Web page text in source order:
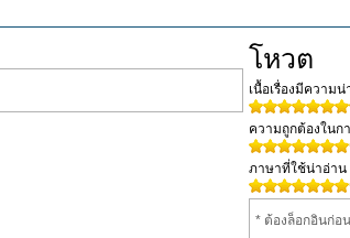
โหวต
เนื้อเรื่องมีความน่
ความถูกต้องในก
ภาษาที่ใช้น่าอ่าน
* ต้องล็อกอินก่อ